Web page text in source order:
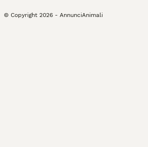
© Copyright 2026 - AnnunciAnimali